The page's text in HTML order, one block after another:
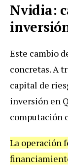
Nvidia:
Este cambio
concretas. A
capital de
inversión en
computación
La operación